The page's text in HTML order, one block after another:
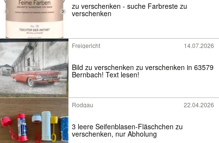
zu verschenken - suche Farbreste zu
verschenken
Freigericht 14.07.2026
Bild zu verschenken zu verschenken in 63579
Bernbach! Text lesen!
Rodgau 22.04.2026
3 leere Seifenblasen-Fläschchen zu
verschenken, nur Abholung